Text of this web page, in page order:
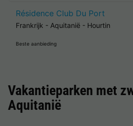
Résidence Club Du Port
Frankrijk - Aquitanië - Hourtin
Beste aanbieding
Vakantieparken met
Aquitanië